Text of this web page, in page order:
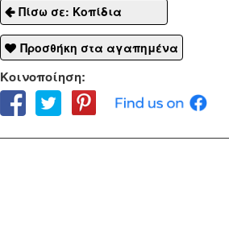
Πίσω σε: Κοπίδια
Προσθήκη στα αγαπημένα
Κοινοποίηση: